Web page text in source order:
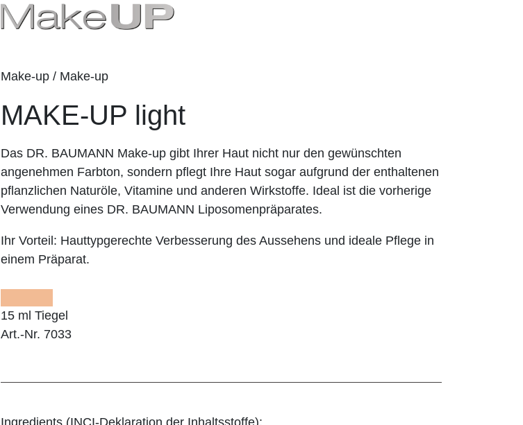
Make-up / Make-up
MAKE-UP light
Das DR. BAUMANN Make-up gibt Ihrer Haut nicht nur den gewünschten
angenehmen Farbton, sondern pflegt Ihre Haut sogar aufgrund der enthaltenen
pflanzlichen Naturöle, Vitamine und anderen Wirkstoffe. Ideal ist die vorherige
Verwendung eines DR. BAUMANN Liposomenpräparates.
Ihr Vorteil: Hauttypgerechte Verbesserung des Aussehens und ideale Pflege in
einem Präparat.
15 ml Tiegel
Art.-Nr. 7033
Ingredients (INCI-Deklaration der Inhaltsstoffe):